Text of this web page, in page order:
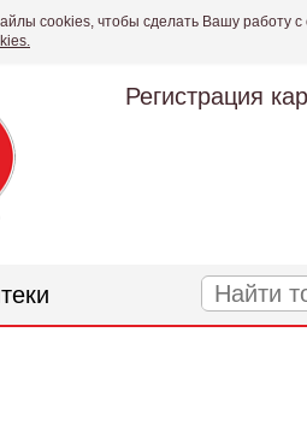
cookies, чтобы сделать Вашу работу
Регистрация